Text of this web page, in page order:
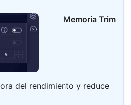
Memoria Trim
del rendimiento y reduce